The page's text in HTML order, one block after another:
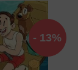
- 13%